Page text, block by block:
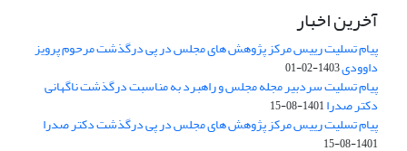
آخرین اخبار
پیام تسلیت رییس مرکز پژوهش های مجلس در پی درگذشت مرحوم پرویز
داوودی1403-02-01
پیام تسلیت سردبیر مجله مجلس و راهبرد به مناسبت درگذشت ناگهانی
دکتر صدرا1401-08-15
پیام تسلیت رییس مرکز پژوهش های مجلس در پی درگذشت دکتر صدرا
1401-08-15